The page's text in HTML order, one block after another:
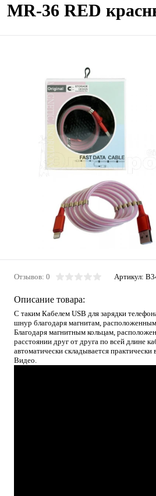
MR-36 RED
Отзывов: 0 Артикул:
Описание товара:
С таким Кабелем USB для зарядки
шнур благодаря магнитам,
Благодаря магнитным кольцам,
расстоянии друг от друга по всей длине
автоматически складывается практически
Видео.